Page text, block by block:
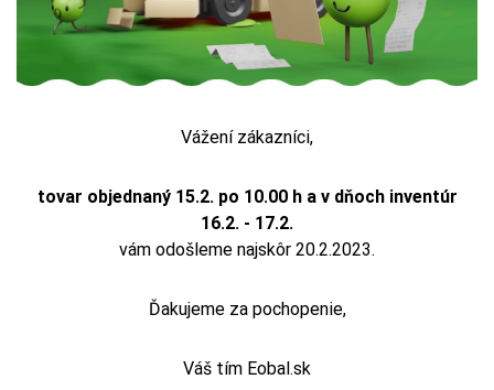
Vážení zákazníci,
tovar objednaný 15.2. po 10.00 h a v dňoch inventúr
16.2. - 17.2.
vám odošleme najskôr 20.2.2023.
Ďakujeme za pochopenie,
Váš tím Eobal.sk